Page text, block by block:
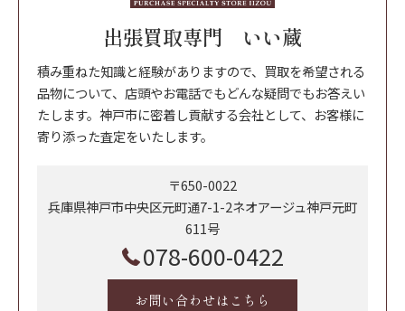
出張買取専門 いい蔵
積み重ねた知識と経験がありますので、買取を希望される
品物について、店頭やお電話でもどんな疑問でもお答えい
たします。神戸市に密着し貢献する会社として、お客様に
寄り添った査定をいたします。
〒650-0022
兵庫県神戸市中央区元町通7-1-2ネオアージュ神戸元町
611号
078-600-0422
お問い合わせはこちら